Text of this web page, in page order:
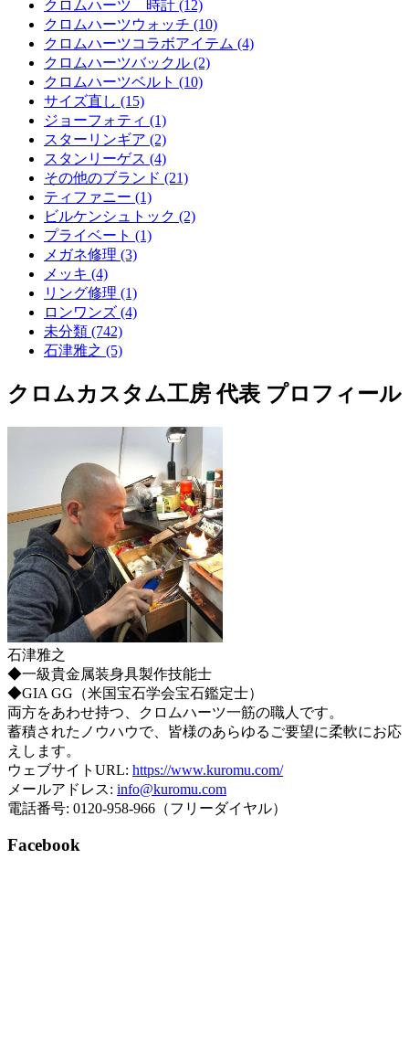
クロムハーツ 時計 (12)
クロムハーツウォッチ (10)
クロムハーツコラボアイテム (4)
クロムハーツバックル (2)
クロムハーツベルト (10)
サイズ直し (15)
ジョーフォティ (1)
スターリンギア (2)
スタンリーゲス (4)
その他のブランド (21)
ティファニー (1)
ビルケンシュトック (2)
プライベート (1)
メガネ修理 (3)
メッキ (4)
リング修理 (1)
ロンワンズ (4)
未分類 (742)
石津雅之 (5)
クロムカスタム工房 代表 プロフィール
石津雅之
◆一級貴金属装身具製作技能士
◆GIA GG（米国宝石学会宝石鑑定士）
両方をあわせ持つ、クロムハーツ一筋の職人です。
蓄積されたノウハウで、皆様のあらゆるご要望に柔軟にお応
えします。
ウェブサイトURL: https://www.kuromu.com/
メールアドレス: info@kuromu.com
電話番号: 0120-958-966（フリーダイヤル）
Facebook